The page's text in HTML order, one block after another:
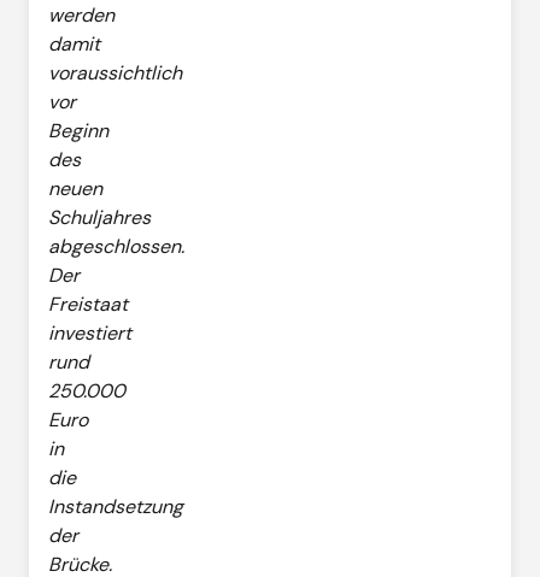
werden
damit
voraussichtlich
vor
Beginn
des
neuen
Schuljahres
abgeschlossen.
Der
Freistaat
investiert
rund
250.000
Euro
in
die
Instandsetzung
der
Brücke.